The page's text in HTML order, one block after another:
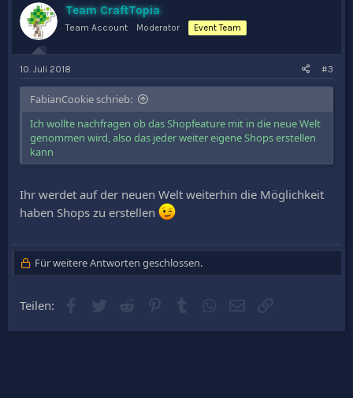
Team CraftTopia
Team Account Moderator Event Team
10. Juli 2018 #3
FabianCookie schrieb:
Ich wollte nachfragen ob das Shopfeature mit in die neue Welt
genommen wird, also das jeder weiter eigene Shops erstellen
kann
Ihr werdet auf der neuen Welt weiterhin die Möglichkeit
haben Shops zu erstellen
Für weitere Antworten geschlossen.
Teilen: